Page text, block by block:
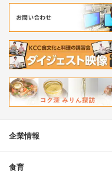
企業情報
食育